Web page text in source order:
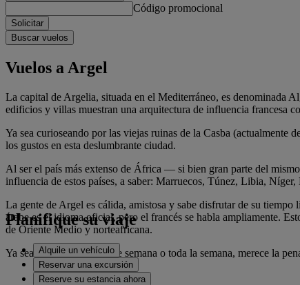
Código promocional
Solicitar
Buscar vuelos
Vuelos a Argel
La capital de Argelia, situada en el Mediterráneo, es denominada
edificios y villas muestran una arquitectura de influencia francesa
Ya sea curioseando por las viejas ruinas de la Casba
los gustos en esta deslumbrante ciudad.
Al ser el país más extenso de África — si bien gran parte del
influencia de estos países, a saber: Marruecos, Túnez, Libia,
La gente de Argel es cálida, amistosa y sabe disfrutar de su
árabe es el idioma oficial, pero el francés se habla ampliamente.
de Oriente Medio y norteafricana.
Ya sea para pasar un fin de semana o toda la semana, merece la
Planifique su viaje
Alquile un vehículo
Reservar una excursión
Reserve su estancia ahora